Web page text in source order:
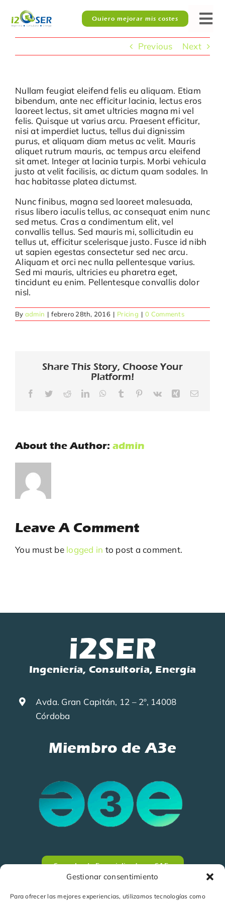
Gestionar consentimiento
Para ofrecer las mejores experiencias, utilizamos tecnologías como
content
Quiero mejorar mis costes
¿No quieres descapitalizarte?
Gestión de CAEs
Industria alimentaria
Formaciones
Equipo
Blog
Previous Next
Nullam feugiat eleifend felis eu aliquam. Etiam
bibendum, ante nec efficitur lacinia, lectus eros
laoreet lectus, sit amet ultricies magna mi vel
felis. Quisque ut varius arcu. Praesent efficitur,
nisi at imperdiet luctus, tellus dui dignissim
purus, et aliquam diam metus ac velit. Mauris
aliquet rutrum mauris, ac tempus arcu eleifend
sit amet. Integer at lacinia turpis. Morbi vehicula
justo at velit facilisis, ac dictum quam sodales. In
hac habitasse platea dictumst.
Nunc finibus, magna sed laoreet malesuada,
risus libero iaculis tellus, ac consequat enim nunc
sed metus. Cras a condimentum elit, vel
convallis tellus. Sed mauris mi, sollicitudin eu
tellus ut, efficitur scelerisque justo. Fusce id nibh
ut sapien egestas consectetur sed nec arcu.
Aliquam et orci nec nulla pellentesque varius.
Sed mi mauris, ultricies eu pharetra eget,
tincidunt eu enim. Pellentesque convallis dolor
nisl.
By admin | febrero 28th, 2016 | Pricing | 0 Comments
Share This Story, Choose Your
Platform!
Facebook
TwitterRedditLinkedInWhatsApp
Tumblr Pinterest
Vk Xing Email
About the Author: admin
Leave A Comment
You must be logged in to post a comment.
i2SER
Ingeniería, Consultoría, Energía
Avda. Gran Capitán, 12 – 2º, 14008
Córdoba
Miembro de A3e
Consultoría Especializada en CAEs